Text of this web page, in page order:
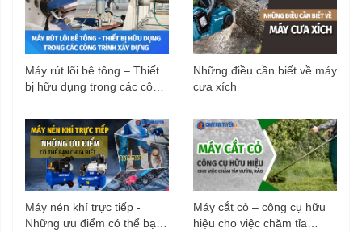
Máy rút lõi bê tông – Thiết
bị hữu dụng trong các công
Những điều cần biết về máy
cưa xích
Máy nén khí trực tiếp -
Những ưu điểm có thể bạn
Máy cắt cỏ – công cụ hữu
hiệu cho việc chăm tỉa